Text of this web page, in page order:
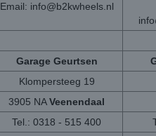
Email: info@b2kwheels.nl
Garage Geurtsen
Klompersteeg 19
3905 NAVeenendaal
Tel.: 0318 - 515 400